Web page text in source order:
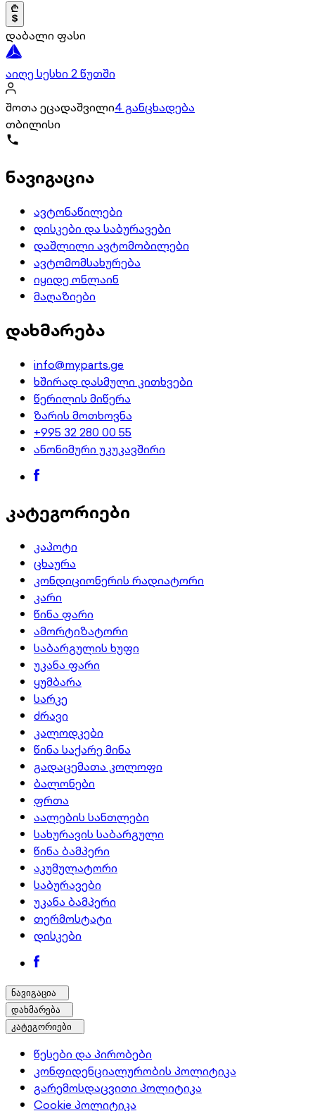
დაბალი ფასი
აიღე სესხი 2 წუთში
შოთა ეცადაშვილი4 განცხადება
თბილისი
ნავიგაცია
ავტონაწილები
დისკები და საბურავები
დაშლილი ავტომობილები
ავტომომსახურება
იყიდე ონლაინ
მაღაზიები
დახმარება
info@myparts.ge
ხშირად დასმული კითხვები
წერილის მიწერა
ზარის მოთხოვნა
+995 32 280 00 55
ანონიმური უკუკავშირი
კატეგორიები
კაპოტი
ცხაურა
კონდიციონერის რადიატორი
კარი
წინა ფარი
ამორტიზატორი
საბარგულის ხუფი
უკანა ფარი
ყუმბარა
სარკე
ძრავი
კალოდკები
წინა საქარე მინა
გადაცემათა კოლოფი
ბალონები
ფრთა
აალების სანთლები
სახურავის საბარგული
წინა ბამპერი
აკუმულატორი
საბურავები
უკანა ბამპერი
თერმოსტატი
დისკები
ნავიგაცია
დახმარება
კატეგორიები
წესები და პირობები
კონფიდენციალურობის პოლიტიკა
გარემოსდაცვითი პოლიტიკა
Cookie პოლიტიკა